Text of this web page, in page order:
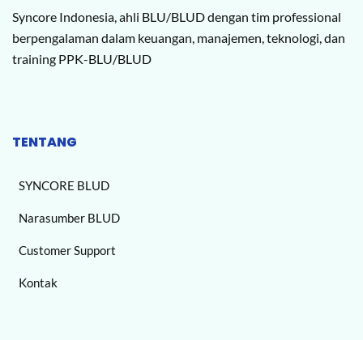
Syncore Indonesia, ahli BLU/BLUD dengan tim professional
berpengalaman dalam keuangan, manajemen, teknologi, dan
training PPK-BLU/BLUD
TENTANG
SYNCORE BLUD
Narasumber BLUD
Customer Support
Kontak